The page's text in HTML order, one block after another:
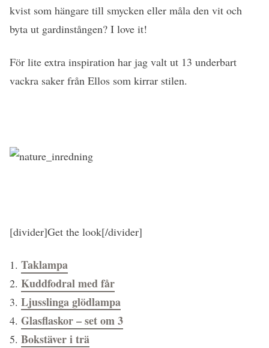
kvist som hängare till smycken eller måla den vit och
byta ut gardinstången? I love it!
För lite extra inspiration har jag valt ut 13 underbart
vackra saker från Ellos som kirrar stilen.
[divider]Get the look[/divider]
1. Taklampa
2. Kuddfodral med får
3. Ljusslinga glödlampa
4. Glasflaskor – set om 3
5. Bokstäver i trä